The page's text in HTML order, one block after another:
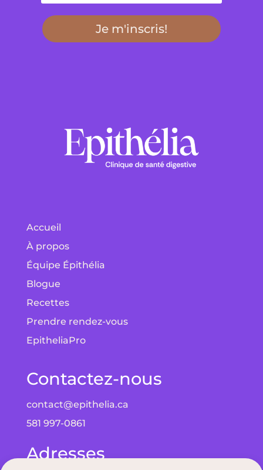
Je m'inscris!
Accueil
À propos
Équipe Épithélia
Blogue
Recettes
Prendre rendez-vous
EpitheliaPro
Contactez-nous
contact@epithelia.ca
581 997-0861
Adresses